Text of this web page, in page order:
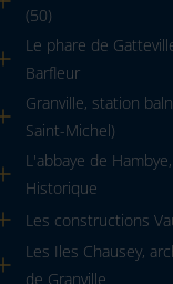
(50)
Le phare de
Barfleur
Granville, station
Saint-Michel)
L'abbaye de
Historique
Les constructions
Les Iles Chausey,
de Granville